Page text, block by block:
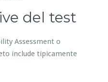
del test
Assessment o
include tipicamente